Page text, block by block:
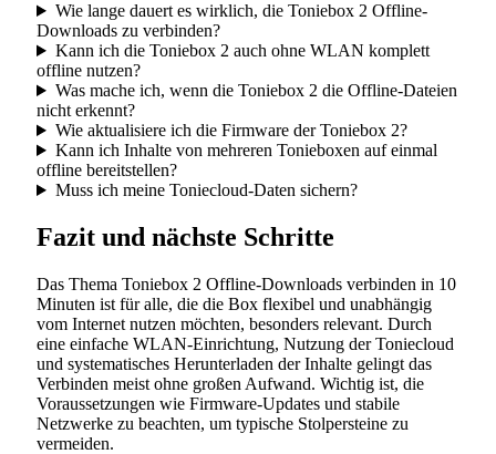
Wie lange dauert es wirklich, die Toniebox 2 Offline-
Downloads zu verbinden?
Kann ich die Toniebox 2 auch ohne WLAN komplett
offline nutzen?
Was mache ich, wenn die Toniebox 2 die Offline-Dateien
nicht erkennt?
Wie aktualisiere ich die Firmware der Toniebox 2?
Kann ich Inhalte von mehreren Tonieboxen auf einmal
offline bereitstellen?
Muss ich meine Toniecloud-Daten sichern?
Fazit und nächste Schritte
Das Thema Toniebox 2 Offline-Downloads verbinden in 10
Minuten ist für alle, die die Box flexibel und unabhängig
vom Internet nutzen möchten, besonders relevant. Durch
eine einfache WLAN-Einrichtung, Nutzung der Toniecloud
und systematisches Herunterladen der Inhalte gelingt das
Verbinden meist ohne großen Aufwand. Wichtig ist, die
Voraussetzungen wie Firmware-Updates und stabile
Netzwerke zu beachten, um typische Stolpersteine zu
vermeiden.